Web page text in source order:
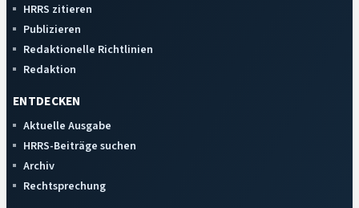
HRRS zitieren
Publizieren
Redaktionelle Richtlinien
Redaktion
ENTDECKEN
Aktuelle Ausgabe
HRRS-Beiträge suchen
Archiv
Rechtsprechung